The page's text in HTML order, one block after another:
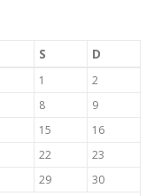
S D
1
2
8
9
15
16
22
23
29
30